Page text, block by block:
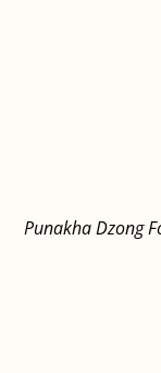
Punakha Dzong